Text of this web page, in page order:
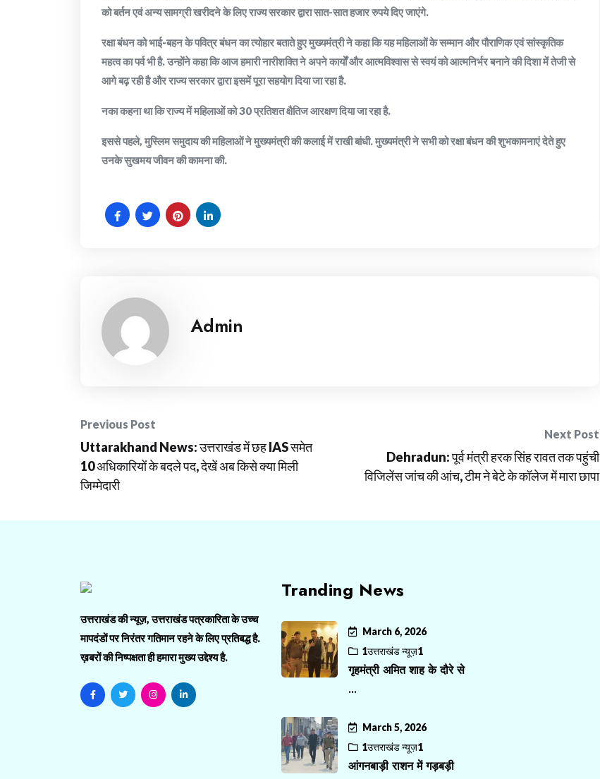
को बर्तन एवं अन्य सामग्री खरीदने के लिए राज्य सरकार द्वारा सात-सात हजार रुपये दिए जाएंगे.
रक्षा बंधन को भाई-बहन के पवित्र बंधन का त्योहार बताते हुए मुख्यमंत्री ने कहा कि यह महिलाओं के सम्मान और पौराणिक एवं सांस्कृतिक
महत्व का पर्व भी है. उन्होंने कहा कि आज हमारी नारीशक्ति ने अपने कार्यों और आत्मविश्वास से स्वयं को आत्मनिर्भर बनाने की दिशा में तेजी से
आगे बढ़ रही है और राज्य सरकार द्वारा इसमें पूरा सहयोग दिया जा रहा है.
नका कहना था कि राज्य में महिलाओं को 30 प्रतिशत क्षैतिज आरक्षण दिया जा रहा है.
इससे पहले, मुस्लिम समुदाय की महिलाओं ने मुख्यमंत्री की कलाई में राखी बांधी. मुख्यमंत्री ने सभी को रक्षा बंधन की शुभकामनाएं देते हुए
उनके सुखमय जीवन की कामना की.
Admin
Post
navigation
Previous Post
Uttarakhand News: उत्तराखंड में छह IAS समेत
10 अधिकारियों के बदले पद, देखें अब किसे क्या मिली
जिम्मेदारी
Next Post
Dehradun: पूर्व मंत्री हरक सिंह रावत तक पहुंची
विजिलेंस जांच की आंच, टीम ने बेटे के कॉलेज में मारा छापा
उत्तराखंड की न्यूज़, उत्तराखंड पत्रकारिता के उच्च
मापदंडों पर निरंतर गतिमान रहने के लिए प्रतिबद्ध है.
ख़बरों की निष्पक्षता ही हमारा मुख्य उद्देश्य है.
Tranding News
March 6, 2026
1उत्तराखंड न्यूज़1
गृहमंत्री अमित शाह के दौरे से
...
March 5, 2026
1उत्तराखंड न्यूज़1
आंगनबाड़ी राशन में गड़बड़ी